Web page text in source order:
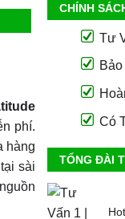
phí.
hàng
sài
CHÍNH
Tư
Có
TỔNG ĐÀI